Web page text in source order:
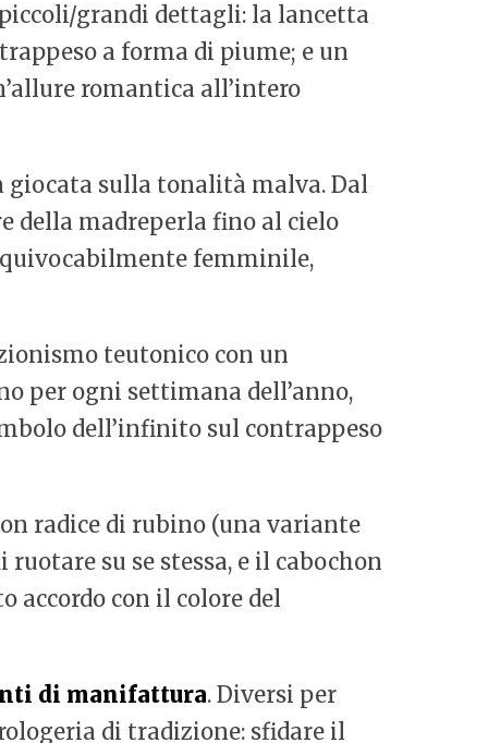
grandi dettagli: la lancetta
a forma di piume; e un
romantica all’intero
giocata sulla tonalità malva. Dal
della madreperla fino al cielo
femminile,
teutonico con un
per ogni settimana dell’anno,
dell’infinito sul contrappeso
radice di rubino (una variante
su se stessa, e il cabochon
accordo con il colore del
di manifattura. Diversi per
di tradizione: sfidare il